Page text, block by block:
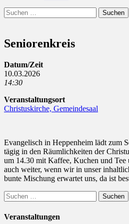
Suchen
Suchen
nach:
Seniorenkreis
Datum/Zeit
10.03.2026
14:30
Veranstaltungsort
Christuskirche, Gemeindesaal
Evangelisch in Heppenheim lädt zum
tägig in den Räumlichkeiten der
um 14.30 mit Kaffee, Kuchen und Tee
auch weiter, wenn wir in unser
bunte Mischung erwartet uns, da ist
Suchen
nach:
Veranstaltungen